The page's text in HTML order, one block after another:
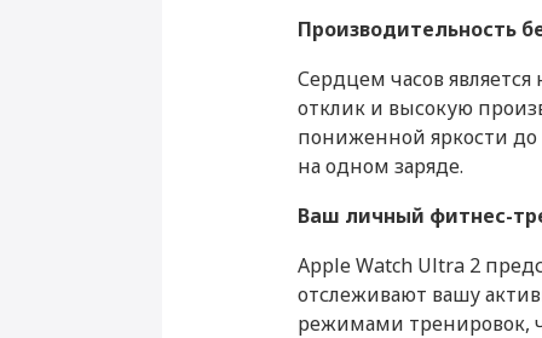
Производительность
Сердцем часов
отклик и высокую
пониженной яркости до
на одном заряде.
Ваш личный фитнес-
Apple Watch Ultra 2
отслеживают вашу
режимами тренировок,
Корпус
Материал корпуса
Защита от влаги и пыли
Стандарт защиты
Производитель
2 990 ₽